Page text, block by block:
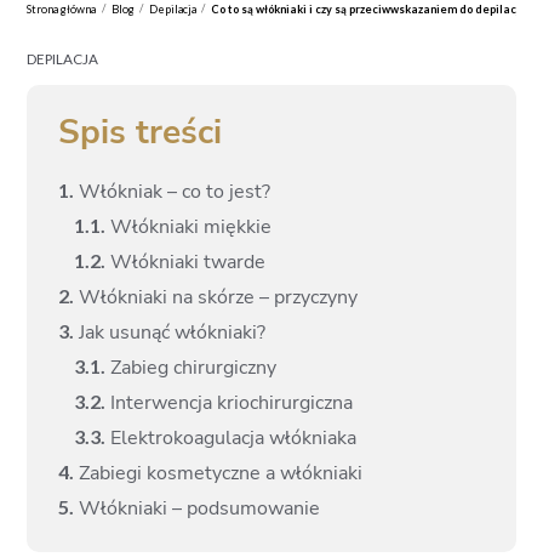
Strona główna / Blog / Depilacja / Co to są włókniaki i czy są przeciwwskazaniem do depilacji
DEPILACJA
Spis treści
1. Włókniak – co to jest?
1. 1. Włókniaki miękkie
1. 2. Włókniaki twarde
2. Włókniaki na skórze – przyczyny
3. Jak usunąć włókniaki?
3. 1. Zabieg chirurgiczny
3. 2. Interwencja kriochirurgiczna
3. 3. Elektrokoagulacja włókniaka
4. Zabiegi kosmetyczne a włókniaki
5. Włókniaki – podsumowanie